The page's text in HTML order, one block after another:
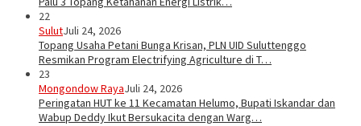
22
SulutJuli 24, 2026
Topang Usaha Petani Bunga Krisan, PLN UID Suluttenggo
Resmikan Program Electrifying Agriculture di T…
23
Mongondow RayaJuli 24, 2026
Peringatan HUT ke 11 Kecamatan Helumo, Bupati Iskandar dan
Wabup Deddy Ikut Bersukacita dengan Warg…